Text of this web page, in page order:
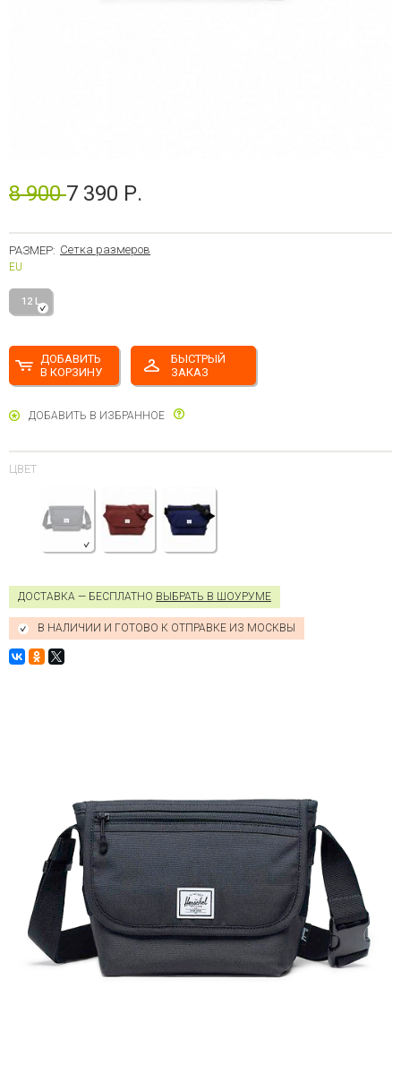
8 9007 390 Р.
РАЗМЕР: Сетка размеров
EU
12 L
ДОБАВИТЬ
В КОРЗИНУ
БЫСТРЫЙ
ЗАКАЗ
ДОБАВИТЬ В ИЗБРАННОЕ
ЦВЕТ
ДОСТАВКА — БЕСПЛАТНО ВЫБРАТЬ В ШОУРУМЕ
В НАЛИЧИИ И ГОТОВО К ОТПРАВКЕ ИЗ МОСКВЫ